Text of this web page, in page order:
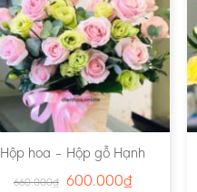
Hộp hoa – Hộp gỗ Hạnh
phúc 03 – Ms:2288
660.000₫ 600.000₫